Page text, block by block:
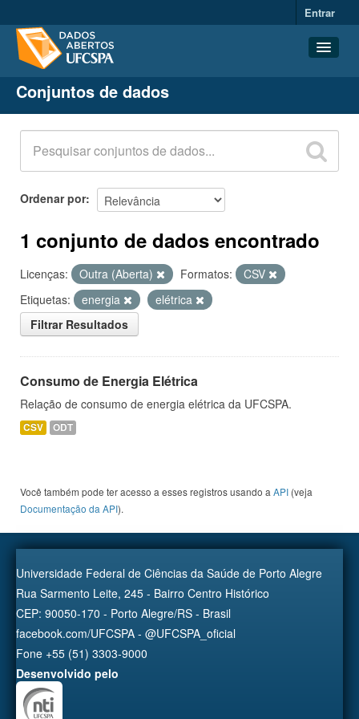
Entrar
Conjuntos de dados
Organizações
Grupos
Sobre
Conjuntos de dados
Ordenar por
1 conjunto de dados encontrado
Licenças: Outra (Aberta) Formatos:
CSV
Etiquetas:
energia
elétrica
Filtrar Resultados
Consumo de Energia Elétrica
Relação de consumo de energia elétrica da UFCSPA.
CSV ODT
Você também pode ter acesso a esses registros usando a API (veja
Documentação da API).
Universidade Federal de Ciências da Saúde de Porto Alegre
Rua Sarmento Leite, 245 - Bairro Centro Histórico
CEP: 90050-170 - Porto Alegre/RS - Brasil
facebook.com/UFCSPA - @UFCSPA_oficial
Fone +55 (51) 3303-9000
Desenvolvido pelo